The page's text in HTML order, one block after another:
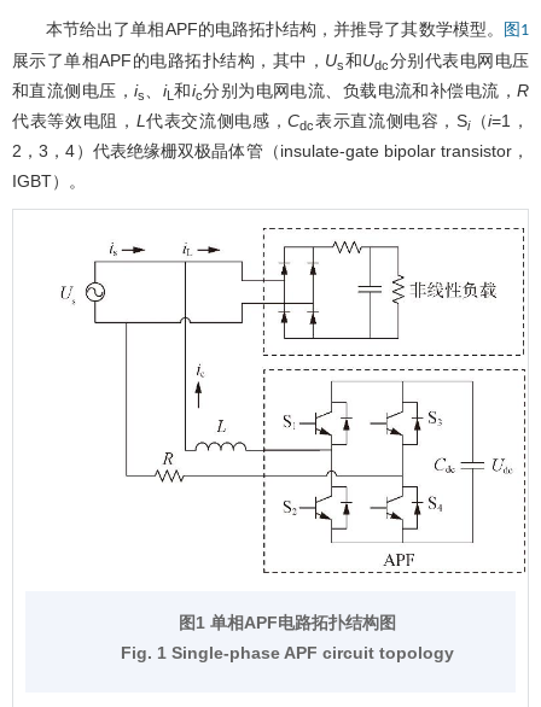
本节给出了单相APF的电路拓扑结构，并推导了其数学模型。 图1
展示了单相APF的电路拓扑结构，其中， Us和Udc分别代表电网电压
和直流侧电压，is iL 和ic分别为电网电流、负载电流和补偿电流，R
代表等效电阻， L 代表交流侧电感，Cdc表示直流侧电容，Si（i=1，
2，3，4）代表绝缘栅双极晶体管（insulate-gate bipolar transistor，
IGBT）。
图1 单相APF电路拓扑结构图
Fig. 1 Single-phase APF circuit topology